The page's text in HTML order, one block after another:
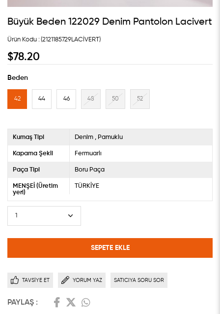
Büyük Beden 122029 Denim Pantolon Lacivert
(2121185729LACİVERT)
$78.20
Beden
42 44 46 48 50 52
Kumaş Tipi Denim Pamuklu
Kapama Şekli Fermuarlı
Paça Tipi Boru Paça
MENŞEİ (Üretim
yeri)
TÜRKİYE
TAVSIYE ET YORUM YAZ SATICIYA SORU SOR
PAYLAŞ :